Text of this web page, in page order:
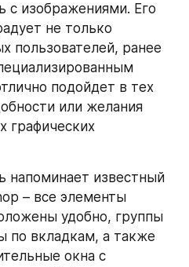
с изображениями. Его
не только
пользователей, ранее
подойдет в тех
или желания
графических
напоминает известный
– все элементы
удобно, группы
по вкладкам, а также
окна с